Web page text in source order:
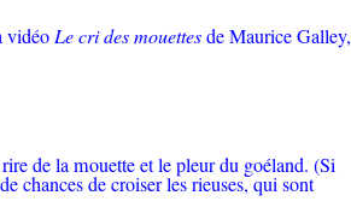
vidéo Le cri des mouettesde Maurice Galley,
de la mouette et le pleur du goéland. (Si
chances de croiser les rieuses, qui sont